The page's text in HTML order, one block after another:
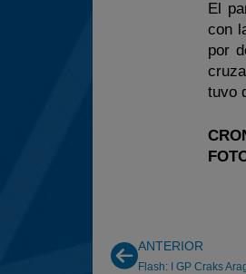
El
con
por
tuvo
ANTERIOR
Flash: I GP Craks